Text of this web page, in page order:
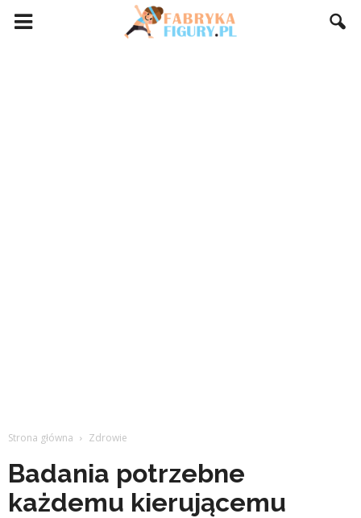
Strona główna Zdrowie
Badania potrzebne
każdemu kierującemu